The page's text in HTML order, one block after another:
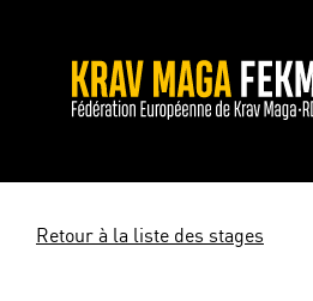
Retour à la liste des stages